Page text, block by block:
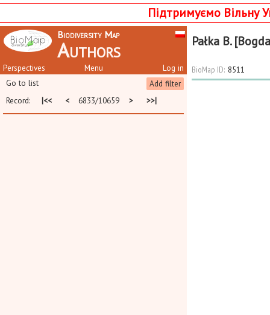
Підтримуємо Вільну
Biodiversity Map
Authors
Perspectives Log in
Menu
Add filter
Go to list
Record:
|<< < 6833/10659 > >>|
Pałka B.
BioMap ID: 8511